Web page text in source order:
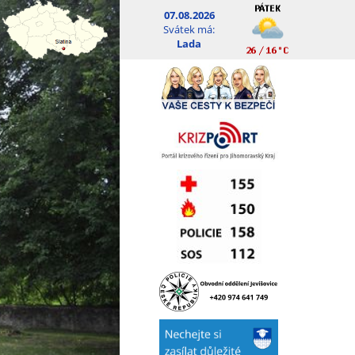
07.08.2026
Svátek má:
Lada